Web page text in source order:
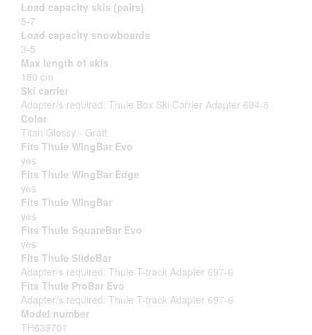
Load capacity skis (pairs)
5-7
Load capacity snowboards
3-5
Max length of skis
180 cm
Ski carrier
Adapter/s required: Thule Box Ski Carrier Adapter 694-8
Color
Titan Glossy - Grátt
Fits Thule WingBar Evo
yes
Fits Thule WingBar Edge
yes
Fits Thule WingBar
yes
Fits Thule SquareBar Evo
yes
Fits Thule SlideBar
Adapter/s required: Thule T-track Adapter 697-6
Fits Thule ProBar Evo
Adapter/s required: Thule T-track Adapter 697-6
Model number
TH639701